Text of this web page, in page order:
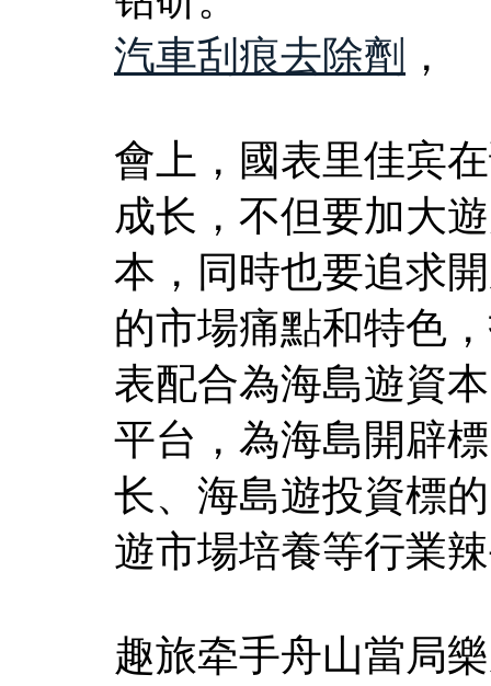
汽車刮痕去除劑 ，
會上，國表里佳宾
成长，不但要加大
本，同時也要追求
的市場痛點和特色
表配合為海島遊資
平台，為海島開辟
长、海島遊投資標
遊市場培養等行業
趣旅牵手舟山當局